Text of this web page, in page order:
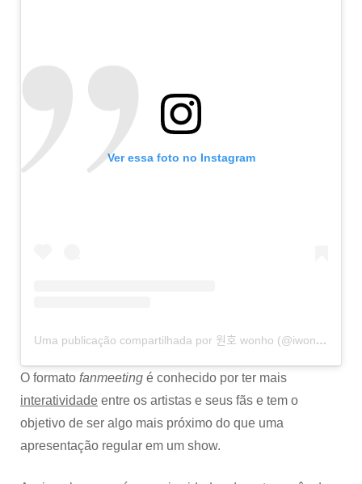
Ver essa foto no Instagram
Uma publicação compartilhada por 원호 wonho (@iwonhoyou)
O formato fanmeeting é conhecido por ter mais
interatividade entre os artistas e seus fãs e tem o
objetivo de ser algo mais próximo do que uma
apresentação regular em um show.